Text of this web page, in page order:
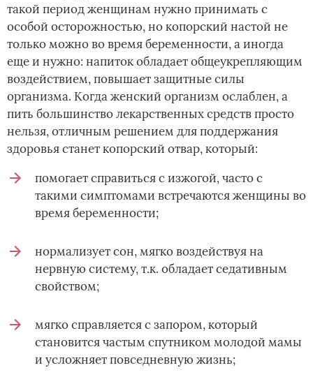
такой период женщинам нужно принимать с
особой осторожностью, но копорский настой не
только можно во время беременности, а иногда
еще и нужно: напиток обладает общеукрепляющим
воздействием, повышает защитные силы
организма. Когда женский организм ослаблен, а
пить большинство лекарственных средств просто
нельзя, отличным решением для поддержания
здоровья станет копорский отвар, который:
помогает справиться с изжогой, часто с
такими симптомами встречаются женщины во
время беременности;
нормализует сон, мягко воздействуя на
нервную систему, т.к. обладает седативным
свойством;
мягко справляется с запором, который
становится частым спутником молодой мамы
и усложняет повседневную жизнь;